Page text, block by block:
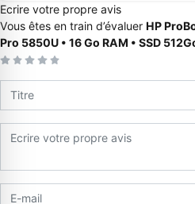
Appelez-nous au
06 37 08 07 06
Ecrire votre propre avis
Vous êtes en train d’évaluer HP
Pro 5850U • 16 Go RAM • SSD